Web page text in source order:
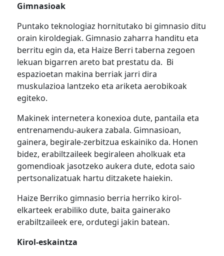
Gimnasioak
Puntako teknologiaz hornitutako bi gimnasio ditu
orain kiroldegiak. Gimnasio zaharra handitu eta
berritu egin da, eta Haize Berri taberna zegoen
lekuan bigarren areto bat prestatu da. Bi
espazioetan makina berriak jarri dira
muskulazioa lantzeko eta ariketa aerobikoak
egiteko.
Makinek internetera konexioa dute, pantaila eta
entrenamendu-aukera zabala. Gimnasioan,
gainera, begirale-zerbitzua eskainiko da. Honen
bidez, erabiltzaileek begiraleen aholkuak eta
gomendioak jasotzeko aukera dute, edota saio
pertsonalizatuak hartu ditzakete haiekin.
Haize Berriko gimnasio berria herriko kirol-
elkarteek erabiliko dute, baita gainerako
erabiltzaileek ere, ordutegi jakin batean.
Kirol-eskaintza